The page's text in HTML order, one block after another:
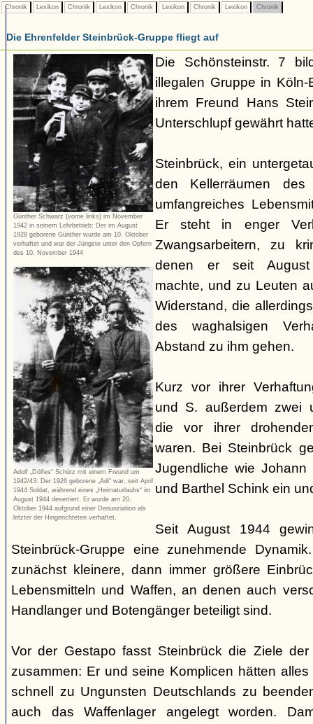
Chronik Lexikon Chronik Lexikon Chronik Lexikon Chronik Lexikon Chronik
Die Ehrenfelder Steinbrück-Gruppe fliegt auf
Günther Schwarz (vorne links) im November
1942 in seinem Lehrbetrieb: Der im August
1928 geborene Günther wurde am 10. Oktober
verhaftet und war der Jüngste unter den Opfern
des 10. November 1944
Adolf „Dölfes“ Schütz mit einem Freund um
1942/43: Der 1926 geborene „Adi“ war, seit April
1944 Soldat, während eines „Heimaturlaubs“ im
August 1944 desertiert. Er wurde am 20.
Oktober 1944 aufgrund einer Denunziation als
letzter der Hingerichteten verhaftet.
Die Schönsteinstr. 7
illegalen Gruppe in
ihrem Freund Hans
Unterschlupf gewährt
Steinbrück, ein
den Kellerräumen
umfangreiches
Er steht in enger
Zwangsarbeitern, zu
denen er seit August
machte, und zu Leuten
Widerstand, die
des waghalsigen
Abstand zu ihm gehen.
Kurz vor ihrer
und S. außerdem zwei
die vor ihrer
waren. Bei Steinbrück
Jugendliche wie Johann
und Barthel Schink ein
Seit August 1944
Steinbrück-Gruppe eine zunehmende
zunächst kleinere, dann immer größere
Lebensmitteln und Waffen, an denen auch
Handlanger und Botengänger beteiligt sind.
Vor der Gestapo fasst Steinbrück die Ziele der
zusammen: Er und seine Komplicen hätten
schnell zu Ungunsten Deutschlands zu
auch das Waffenlager angelegt worden.